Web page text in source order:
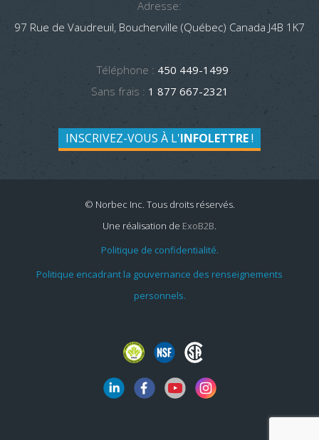
Adresse:
97 Rue de Vaudreuil, Boucherville (Québec) Canada J4B 1K7
Téléphone : 450 449-1499
Sans frais : 1 877 667-2321
INSCRIVEZ-VOUS À L'INFOLETTRE!
© Norbec Inc. Tous droits réservés.
Une réalisation de ExoB2B
Politique de confidentialité.
Politique encadrant la gouvernance des renseignements
personnels.